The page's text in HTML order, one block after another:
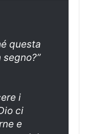
questa
i
ci
e